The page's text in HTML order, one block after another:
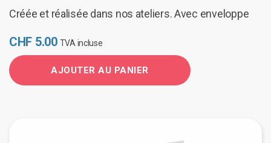
Créée et réalisée dans nos ateliers. Avec enveloppe
CHF 5.00 TVA incluse
AJOUTER AU PANIER